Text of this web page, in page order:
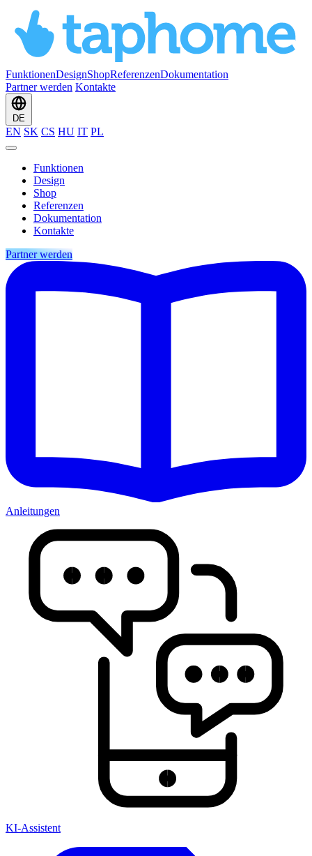
FunktionenDesignShopReferenzenDokumentation
Partner werden Kontakte
DE
EN SK CS HU IT PL
Funktionen
Design
Shop
Referenzen
Dokumentation
Kontakte
Partner werden
Anleitungen
KI-Assistent